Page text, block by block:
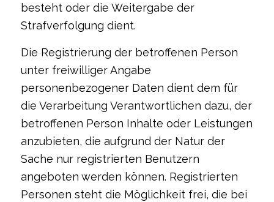
besteht oder die Weitergabe der
Strafverfolgung dient.
Die Registrierung der betroffenen Person
unter freiwilliger Angabe
personenbezogener Daten dient dem für
die Verarbeitung Verantwortlichen dazu, der
betroffenen Person Inhalte oder Leistungen
anzubieten, die aufgrund der Natur der
Sache nur registrierten Benutzern
angeboten werden können. Registrierten
Personen steht die Möglichkeit frei, die bei